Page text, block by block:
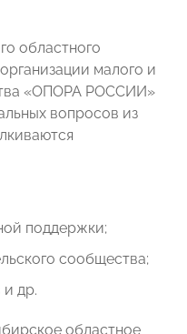
областного
малого и
«ОПОРА РОССИИ»
вопросов из
поддержки;
сообщества;
и др.
областное